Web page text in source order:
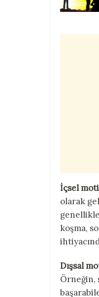
İçsel
olarak
koşma,
Dışsal
Örneğin,